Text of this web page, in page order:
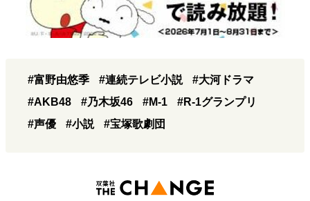
#富野由悠季 #連続テレビ小説
#大河ドラマ
#AKB48
#乃木坂46 #M-1
#R-1グランプリ
#声優
#小説 #宝塚歌劇団